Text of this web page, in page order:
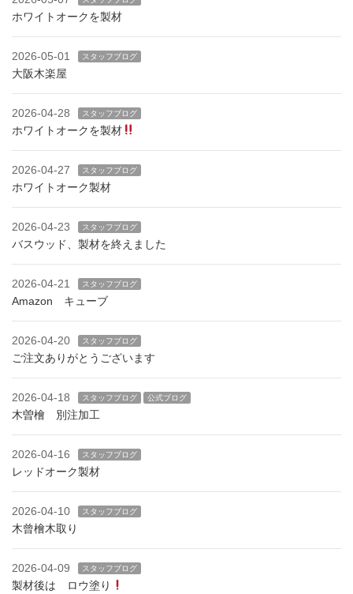
ホワイトオークを製材
2026-05-01 スタッフブログ
大阪木楽屋
2026-04-28 スタッフブログ
ホワイトオークを製材
2026-04-27 スタッフブログ
ホワイトオーク製材
2026-04-23 スタッフブログ
バスウッド、製材を終えました
2026-04-21 スタッフブログ
Amazon キューブ
2026-04-20 スタッフブログ
ご注文ありがとうございます
2026-04-18 スタッフブログ 公式ブログ
木曽檜 別注加工
2026-04-16 スタッフブログ
レッドオーク製材
2026-04-10 スタッフブログ
木曾檜木取り
2026-04-09 スタッフブログ
製材後は ロウ塗り